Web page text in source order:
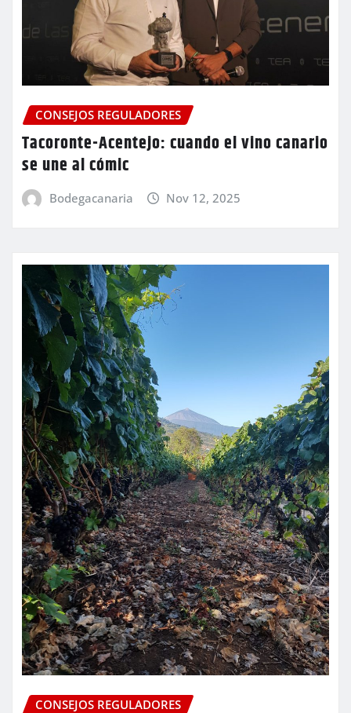
CONSEJOS REGULADORES
Tacoronte-Acentejo: cuando el vino canario
se une al cómic
Bodegacanaria Nov 12, 2025
CONSEJOS REGULADORES